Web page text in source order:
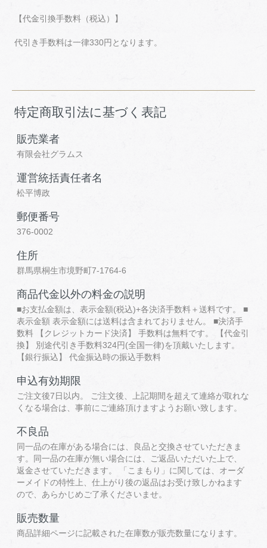
【代金引換手数料（税込）】
代引き手数料は一律330円となります。
特定商取引法に基づく表記
販売業者
有限会社グラムス
運営統括責任者名
松平博政
郵便番号
376-0002
住所
群馬県桐生市境野町7-1764-6
商品代金以外の料金の説明
■お支払金額は、表示金額(税込)+各決済手数料＋送料です。 ■
表示金額 表示金額には送料は含まれておりません。 ■決済手
数料 【クレジットカード決済】 手数料は無料です。 【代金引
換】 別途代引き手数料324円(全国一律)を頂戴いたします。
【銀行振込】 代金振込時の振込手数料
申込有効期限
ご注文後7日以内。 ご注文後、上記期間を超えて連絡が取れな
くなる場合は、事前にご連絡頂けますようお願い致します。
不良品
同一品の在庫がある場合には、良品と交換させていただきま
す。同一品の在庫が無い場合には、ご返品いただいた上で、
返金させていただきます。 「こまもり」に関しては、オーダ
ーメイドの特性上、仕上がり後の返品はお受け致しかねます
ので、あらかじめご了承くださいませ。
販売数量
商品詳細ページに記載された在庫数が販売数量になります。